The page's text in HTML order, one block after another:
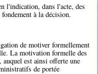
l'indication, dans l'acte, des
à la décision.
de motiver formellement
La motivation formelle des
auquel est ainsi offerte une
de portée